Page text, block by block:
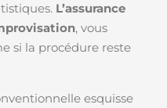
L’assurance
, vous
si la procédure reste
esquisse